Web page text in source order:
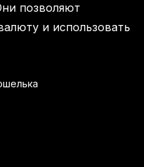
позволяют
и использовать